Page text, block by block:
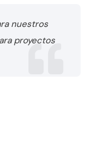
nuestros
proyectos